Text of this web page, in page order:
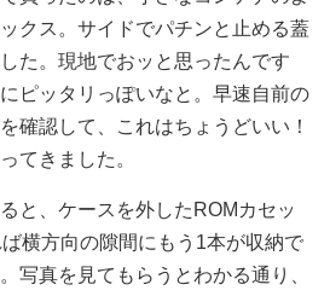
クス。サイドでパチンと止める蓋
た。現地でおッと思ったんです
ピッタリっぽいなと。早速自前の
確認して、これはちょうどいい！
てきました。
と、ケースを外したROMカセッ
横方向の隙間にもう1本が収納で
写真を見てもらうとわかる通り、